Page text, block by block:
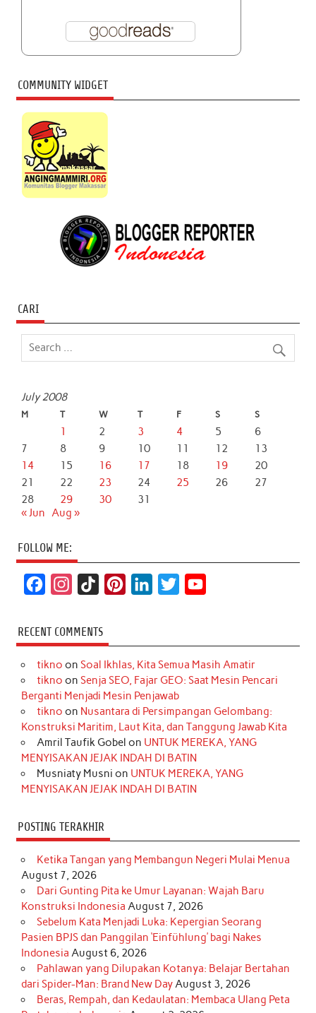
COMMUNITY WIDGET
CARI
July 2008
M T W T F S S
1 2 3 4 5
6
7
8 9 10 11 12
13
14
15 16 17 18 19
20
21
22 23 24 25 26
27
28
29 30
31
« Jun Aug »
FOLLOW ME:
c
e
b
o
k
s
t
a
r
a
m
k
T
o
k
t
e
r
e
s
t
k
e
d
I
n
t
t
r
T
u
e
RECENT COMMENTS
tikno on Soal Ikhlas, Kita Semua Masih Amatir
tikno on Senja SEO, Fajar GEO: Saat Mesin Pencari
Berganti Menjadi Mesin Penjawab
tikno on Nusantara di Persimpangan Gelombang:
Konstruksi Maritim, Laut Kita, dan Tanggung Jawab Kita
Amril Taufik Gobel on UNTUK MEREKA, YANG
MENYISAKAN JEJAK INDAH DI BATIN
Musniaty Musni on UNTUK MEREKA, YANG
MENYISAKAN JEJAK INDAH DI BATIN
POSTING TERAKHIR
Ketika Tangan yang Membangun Negeri Mulai Menua
August 7, 2026
Dari Gunting Pita ke Umur Layanan: Wajah Baru
Konstruksi Indonesia August 7, 2026
Sebelum Kata Menjadi Luka: Kepergian Seorang
Pasien BPJS dan Panggilan ‘Einfühlung’ bagi Nakes
Indonesia August 6, 2026
Pahlawan yang Dilupakan Kotanya: Belajar Bertahan
dari Spider-Man: Brand New DayAugust 3, 2026
Beras, Rempah, dan Kedaulatan: Membaca Ulang Peta